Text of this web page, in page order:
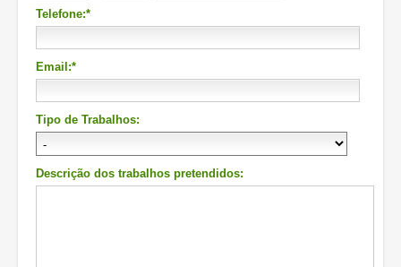
Telefone:*
Email:*
Tipo de Trabalhos:
Descrição dos trabalhos pretendidos: